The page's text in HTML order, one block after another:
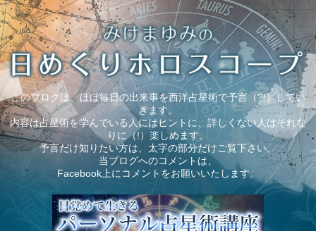
このブログは、ほぼ毎日の出来事を西洋占星術で予言（?!）してい
きます。
内容は占星術を学んでいる人にはヒントに、詳しくない人はそれな
りに（!）楽しめます。
予言だけ知りたい方は、太字の部分だけご覧下さい。
当ブログへのコメントは、
Facebook上にコメントをお願いいたします。